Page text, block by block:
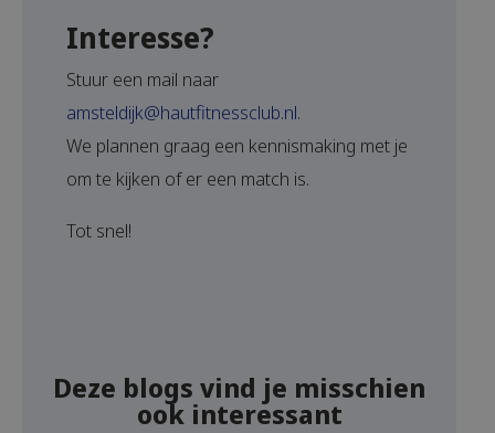
Interesse?
Stuur een mail naar
amsteldijk@hautfitnessclub.nl.
We plannen graag een kennismaking met je
om te kijken of er een match is.
Tot snel!
Deze blogs vind je misschien
ook interessant